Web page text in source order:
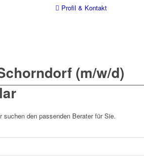
Profil & Kontakt
(m/w/d)
den passenden Berater für Sie.